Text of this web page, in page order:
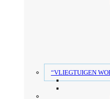
“VLIEGTUIGEN